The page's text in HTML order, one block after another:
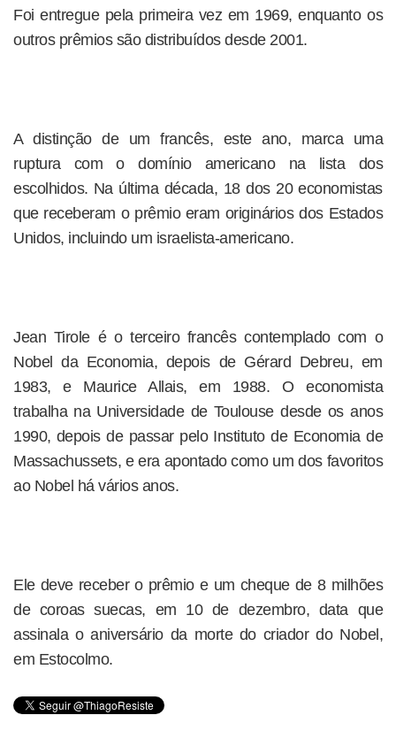
Foi entregue pela primeira vez em 1969, enquanto os
outros prêmios são distribuídos desde 2001.
A distinção de um francês, este ano, marca uma
ruptura com o domínio americano na lista dos
escolhidos. Na última década, 18 dos 20 economistas
que receberam o prêmio eram originários dos Estados
Unidos, incluindo um israelista-americano.
Jean Tirole é o terceiro francês contemplado com o
Nobel da Economia, depois de Gérard Debreu, em
1983, e Maurice Allais, em 1988. O economista
trabalha na Universidade de Toulouse desde os anos
1990, depois de passar pelo Instituto de Economia de
Massachussets, e era apontado como um dos favoritos
ao Nobel há vários anos.
Ele deve receber o prêmio e um cheque de 8 milhões
de coroas suecas, em 10 de dezembro, data que
assinala o aniversário da morte do criador do Nobel,
em Estocolmo.